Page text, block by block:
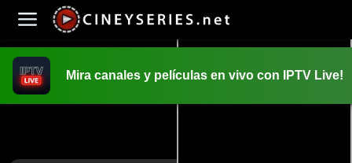
Mira canales y películas en vivo con IPTV Live!